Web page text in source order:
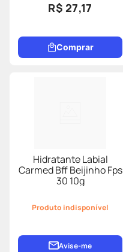
R$ 27,17
Comprar
Hidratante Labial
Carmed Bff Beijinho Fps
30 10g
Produto indisponível
Avise-me